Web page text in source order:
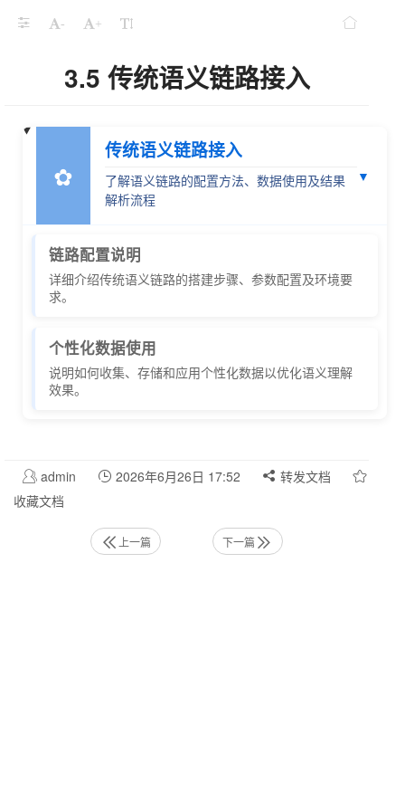
- +
3.5 传统语义链路接入
✿
传统语义链路接入
了解语义链路的配置方法、数据使用及结果
解析流程
▼
链路配置说明
详细介绍传统语义链路的搭建步骤、参数配置及环境要
求。
个性化数据使用
说明如何收集、存储和应用个性化数据以优化语义理解
效果。
admin 2026年6月26日 17:52
转发文档
收藏文档
上一篇 下一篇